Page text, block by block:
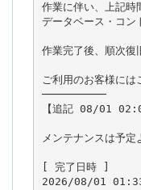
作業に伴い、上記時
データベース・コン
作業完了後、順次復
ご利用のお客様に
──────────
【追記 08/01
メンテナンスは予定
[ 完了日時 ]
2026/08/01